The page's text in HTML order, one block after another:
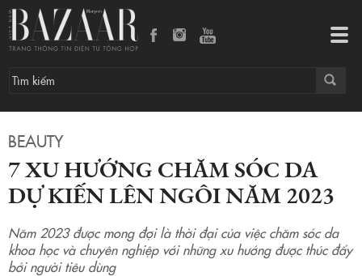
BEAUTY
7 XU HƯỚNG CHĂM SÓC DA
DỰ KIẾN LÊN NGÔI NĂM 2023
Năm 2023 được mong đợi là thời đại của việc chăm sóc da
khoa học và chuyên nghiệp với những xu hướng được thúc đẩy
bởi người tiêu dùng
7 xu hướng chăm sóc da dự kiến lên ngôi năm 2023